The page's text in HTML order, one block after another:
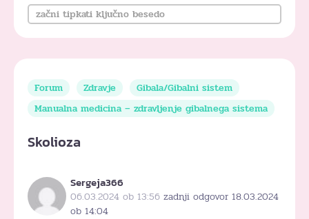
Forum Zdravje
Gibala/Gibalni sistem
Manualna medicina – zdravljenje gibalnega sistema
Skolioza
Sergeja366
06.03.2024 ob 13:56 zadnji odgovor 18.03.2024
ob 14:04